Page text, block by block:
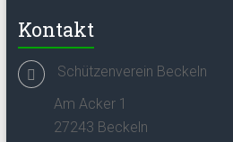
Kontakt
Schützenverein Beckeln
Am Acker 1
27243 Beckeln